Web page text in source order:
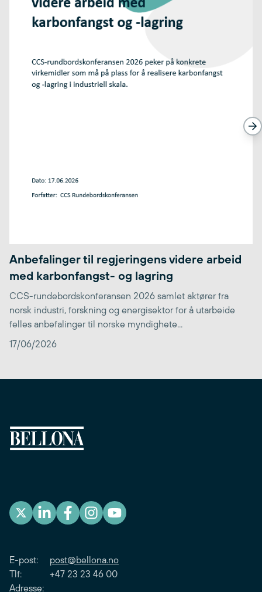
Anbefalinger til regjeringens videre arbeid
med karbonfangst- og lagring
CCS-rundebordskonferansen 2026 samlet aktører fra
norsk industri, forskning og energisektor for å utarbeide
felles anbefalinger til norske myndighete...
17/06/2026
E-post: post@bellona.no
Tlf: +47 23 23 46 00
Adresse: